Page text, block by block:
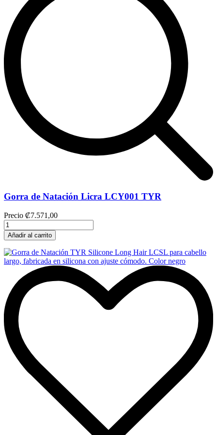
Gorra de Natación Licra LCY001 TYR
Precio ₡7.571,00
Añadir al carrito